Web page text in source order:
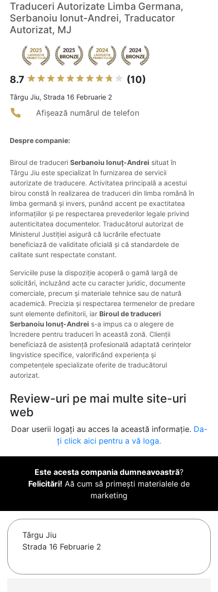
Traduceri Autorizate Limba Germana,
Serbanoiu Ionut-Andrei, Traducator
Autorizat, MJ
8.7 (10)
Târgu Jiu, Strada 16 Februarie 2
Afișează numărul de telefon
Despre companie:
Biroul de traduceri Serbanoiu Ionuț-Andrei situat în
Târgu Jiu este specializat în furnizarea de servicii
autorizate de traducere. Activitatea principală a acestui
birou constă în realizarea de traduceri din limba română în
limba germană și invers, punând accent pe exactitatea
informațiilor și pe respectarea prevederilor legale privind
autenticitatea documentelor. Traducătorul autorizat de
Ministerul Justiției asigură că lucrările efectuate
beneficiază de validitate oficială și că standardele de
calitate sunt respectate constant.
Serviciile puse la dispoziție acoperă o gamă largă de
solicitări, incluzând acte cu caracter juridic, documente
comerciale, precum și materiale tehnice sau de natură
academică. Precizia și respectarea termenelor de predare
sunt elemente definitorii, iar Biroul de traduceri
Serbanoiu Ionuț-Andrei s-a impus ca o alegere de
încredere pentru traduceri în această zonă. Clienții
beneficiază de asistență profesională adaptată cerințelor
lingvistice specifice, valorificând experiența și
competențele specializate oferite de traducătorul
autorizat.
Review-uri pe mai multe site-uri
web
Doar userii logați au acces la această informație. Da-
ți click aici pentru a vă loga.
Este acesta compania dumneavoastră?
Felicitări! Aă cum să primești materialele de
marketing
Târgu Jiu
Strada 16 Februarie 2